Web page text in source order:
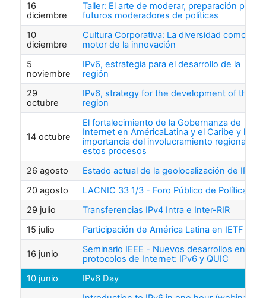
16
diciembre
Taller: El arte de moderar, preparación para
futuros moderadores de políticas
10
diciembre
Cultura Corporativa: La diversidad como
motor de la innovación
5
noviembre
IPv6, estrategia para el desarrollo de la
región
29
octubre
IPv6, strategy for the development of the
region
14 octubre
El fortalecimiento de la Gobernanza de
Internet en AméricaLatina y el Caribe y la
importancia del involucramiento regional en
estos procesos
26 agosto
Estado actual de la geolocalización de IP
20 agosto
LACNIC 33 1/3 - Foro Público de Políticas
29 julio
Transferencias IPv4 Intra e Inter-RIR
15 julio
Participación de América Latina en IETF
16 junio
Seminario IEEE - Nuevos desarrollos en
protocolos de Internet: IPv6 y QUIC
10 junio
IPv6 Day